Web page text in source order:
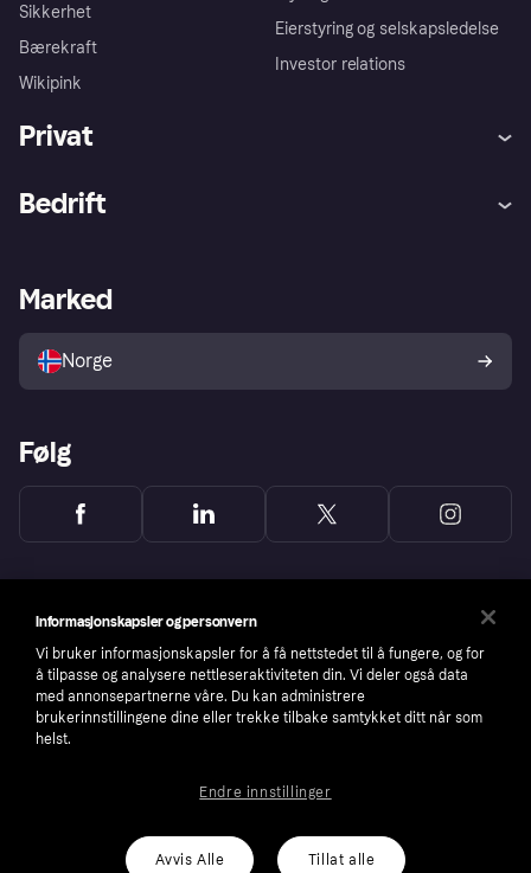
Sikkerhet
Bærekraft
Wikipink
Eierstyring og selskapsledelse
Investor relations
Privat
Utforsk butikker
Bedrift
Merchant portal
Marked
Norge
Følg
number: 556737-0431
Informasjonskapsler og personvern
Vi bruker informasjonskapsler for å få nettstedet til å fungere, og for
å tilpasse og analysere nettleseraktiviteten din. Vi deler også data
med annonsepartnerne våre. Du kan administrere
brukerinnstillingene dine eller trekke tilbake samtykket ditt når som
helst.
Avvis Alle Tillat alle
Endre innstillinger